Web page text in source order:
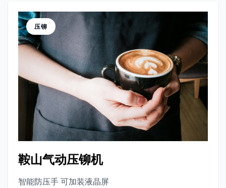
压铆
鞍山气动压铆机
智能防压手 可加装液晶屏